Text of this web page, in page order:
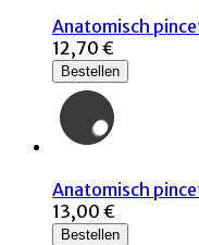
Anatomisch
12,70 €
Bestellen
Anatomisch
13,00 €
Bestellen